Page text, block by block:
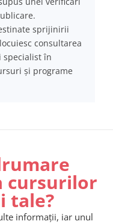
sprijinirii
consultarea
specialist în
și programe
cursurilor
tale?
informații, iar unul